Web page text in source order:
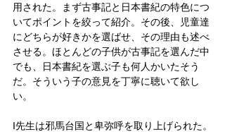
用された。まず古事記と日本書紀の特色につ
いてポイントを絞って紹介。その後、児童達
にどちらが好きかを選ばせ、その理由も述べ
させる。ほとんどの子供が古事記を選んだ中
でも、日本書紀を選ぶ子も何人かいたそう
だ。そういう子の意見を丁寧に聴いて欲し
い。
I先生は邪馬台国と卑弥呼を取り上げられた。